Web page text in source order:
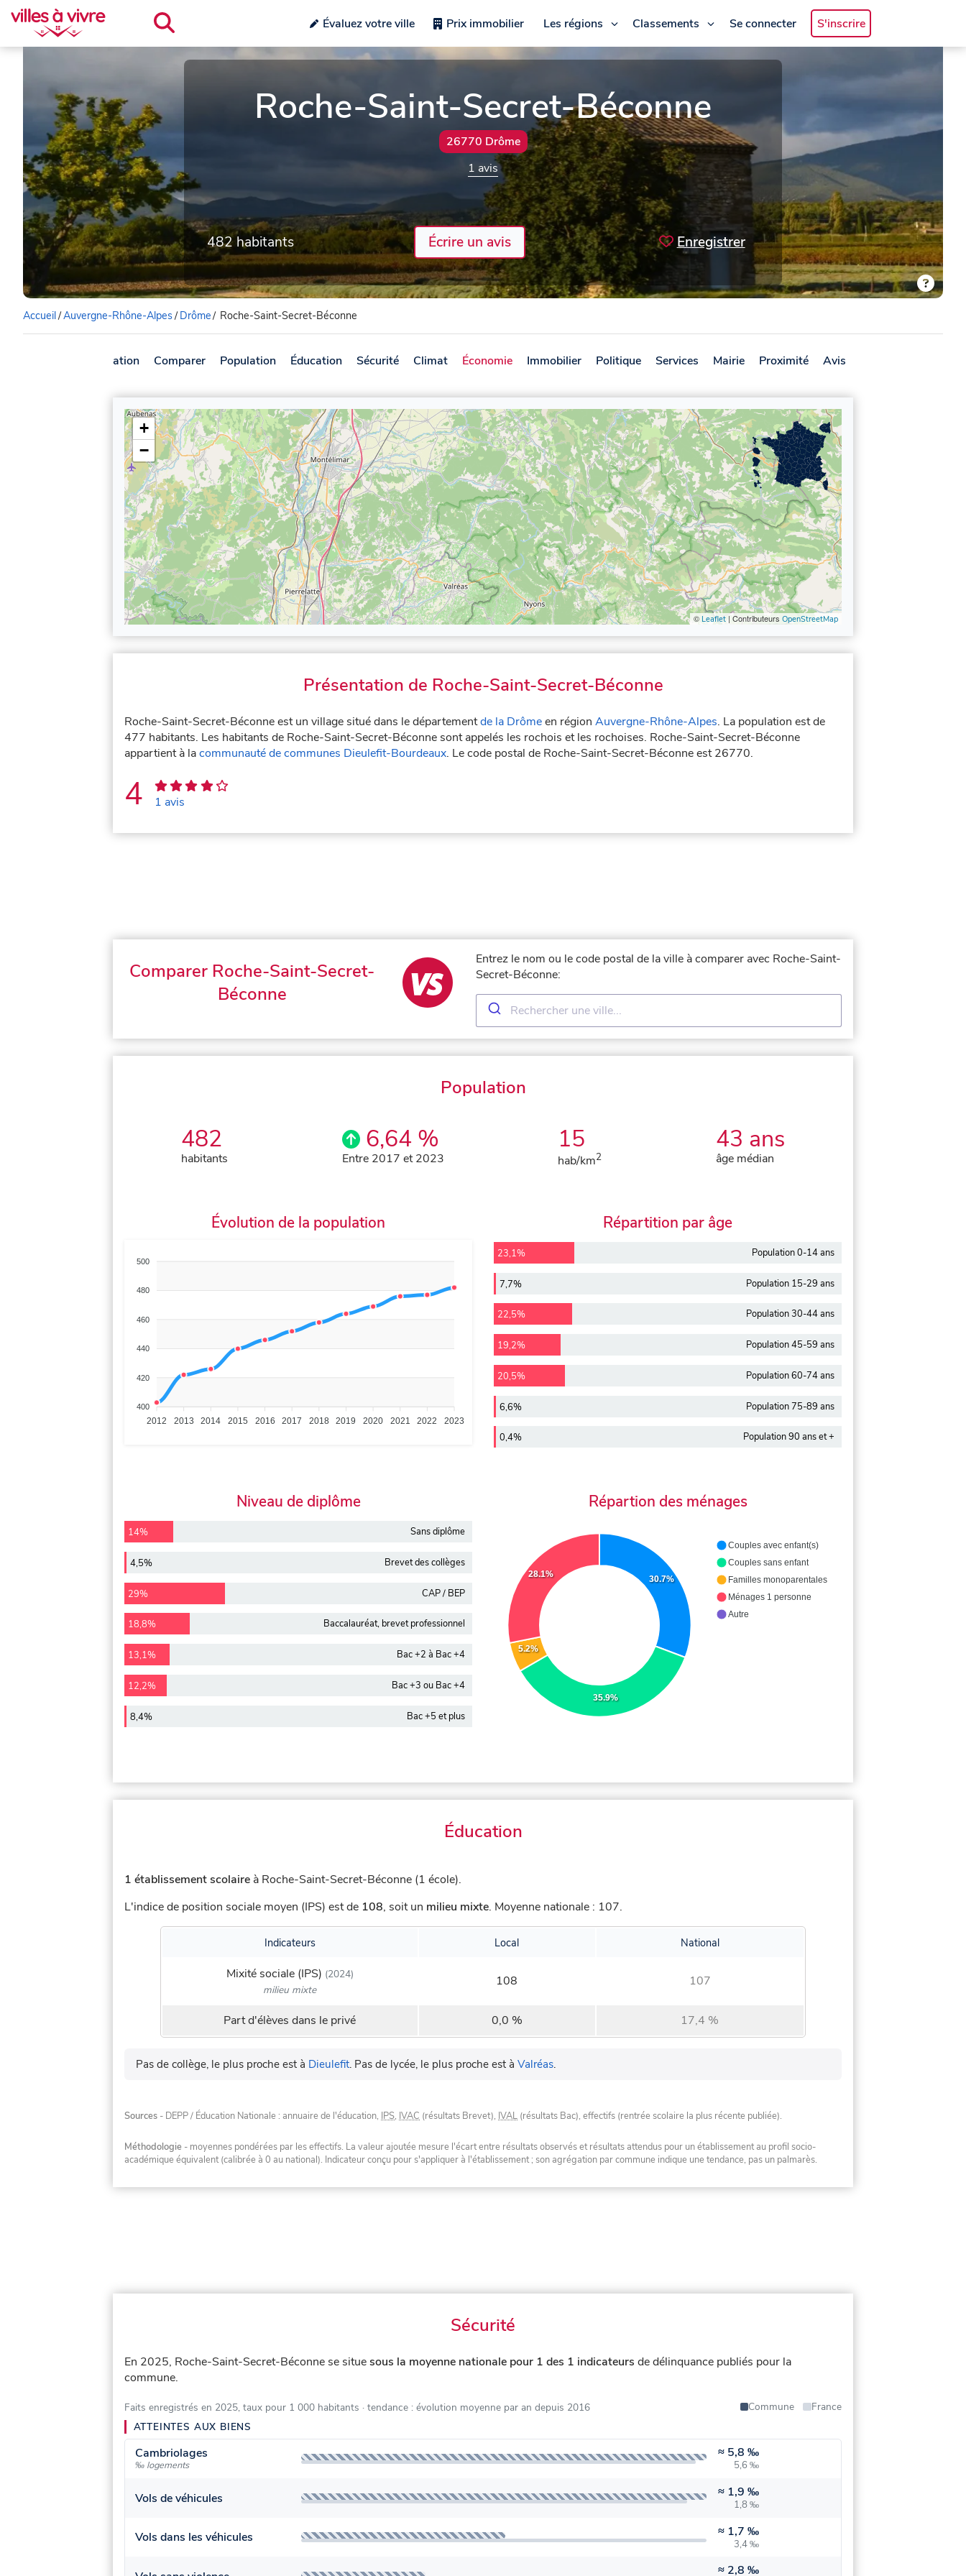
Évaluez votre ville Prix immobilier Les régions Classements Se connecter S'inscrire
Roche-Saint-Secret-Béconne
26770 Drôme
1 avis
482 habitants Écrire un avis Enregistrer
Accueil/Auvergne-Rhône-Alpes/ Drôme/ Roche-Saint-Secret-Béconne
Présentation Comparer Population Éducation Sécurité Climat Économie Immobilier Politique Services Mairie Proximité Avis
+
−
© Leaflet | Contributeurs OpenStreetMap
Présentation de Roche-Saint-Secret-Béconne
Roche-Saint-Secret-Béconne est un village situé dans le départementde la Drômeen région Auvergne-Rhône-Alpes. La population est de
477 habitants. Les habitants de Roche-Saint-Secret-Béconne sont appelés les rochois et les rochoises. Roche-Saint-Secret-Béconne
appartient à lacommunauté de communes Dieulefit-Bourdeaux. Le code postal de Roche-Saint-Secret-Béconne est 26770.
4 1 avis
Comparer Roche-Saint-Secret-
Béconne
Entrez le nom ou le code postal de la ville à comparer avec Roche-Saint-
Secret-Béconne:
Population
482
habitants
6,64 %
Entre 2017 et 2023
15
hab/km2
43 ans
âge médian
Évolution de la population
500
480
460
440
420
400
2012 2013 2014 2015 2016 2017 2018 2019 2020 2021 2022 2023
Répartition par âge
23,1% Population 0-14 ans
7,7% Population 15-29 ans
22,5% Population 30-44 ans
19,2% Population 45-59 ans
20,5% Population 60-74 ans
6,6% Population 75-89 ans
0,4% Population 90 ans et +
Niveau de diplôme
14% Sans diplôme
4,5% Brevet des collèges
29% CAP / BEP
18,8% Baccalauréat, brevet professionnel
13,1% Bac +2 à Bac +4
12,2% Bac +3 ou Bac +4
8,4% Bac +5 et plus
Répartion des ménages
30.7%
35.9%
5.2%
28.1%
Couples avec enfant(s)
Couples sans enfant
Familles monoparentales
Ménages 1 personne
Autre
Éducation
1 établissement scolaire à Roche-Saint-Secret-Béconne (1 école).
L'indice de position sociale moyen (IPS) est de 108, soit un milieu mixte. Moyenne nationale : 107.
Indicateurs Local National
Mixité sociale (IPS) (2024)
milieu mixte
108 107
Part d'élèves dans le privé 0,0 % 17,4 %
Pas de collège, le plus proche est à Dieulefit. Pas de lycée, le plus proche est à Valréas.
Sources - DEPP / Éducation Nationale : annuaire de l'éducation, IPS, IVAC (résultats Brevet), IVAL (résultats Bac), effectifs (rentrée scolaire la plus récente publiée).
Méthodologie - moyennes pondérées par les effectifs. La valeur ajoutée mesure l'écart entre résultats observés et résultats attendus pour un établissement au profil socio-
académique équivalent (calibrée à 0 au national). Indicateur conçu pour s'appliquer à l'établissement ; son agrégation par commune indique une tendance, pas un palmarès.
Sécurité
En 2025, Roche-Saint-Secret-Béconne se situesous la moyenne nationale pour 1 des 1 indicateurs de délinquance publiés pour la
commune.
Faits enregistrés en 2025, taux pour 1 000 habitants · tendance : évolution moyenne par an depuis 2016 Commune
France
ATTEINTES AUX BIENS
Cambriolages
‰ logements
≈ 5,8 ‰
5,6 ‰
Vols de véhicules ≈ 1,9 ‰
1,8 ‰
Vols dans les véhicules ≈ 1,7 ‰
3,4 ‰
≈ 2,8 ‰